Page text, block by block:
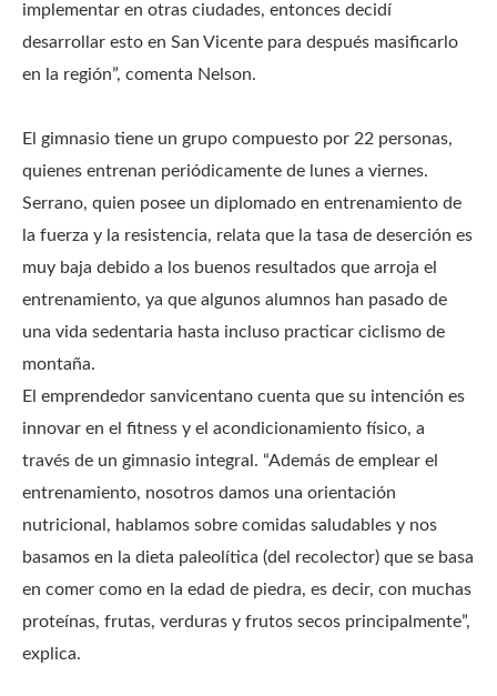
implementar en otras ciudades, entonces decidí
desarrollar esto en San Vicente para después masificarlo
en la región”, comenta Nelson.
El gimnasio tiene un grupo compuesto por 22 personas,
quienes entrenan periódicamente de lunes a viernes.
Serrano, quien posee un diplomado en entrenamiento de
la fuerza y la resistencia, relata que la tasa de deserción es
muy baja debido a los buenos resultados que arroja el
entrenamiento, ya que algunos alumnos han pasado de
una vida sedentaria hasta incluso practicar ciclismo de
montaña.
El emprendedor sanvicentano cuenta que su intención es
innovar en el fitness y el acondicionamiento físico, a
través de un gimnasio integral. “Además de emplear el
entrenamiento, nosotros damos una orientación
nutricional, hablamos sobre comidas saludables y nos
basamos en la dieta paleolítica (del recolector) que se basa
en comer como en la edad de piedra, es decir, con muchas
proteínas, frutas, verduras y frutos secos principalmente”,
explica.